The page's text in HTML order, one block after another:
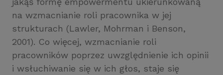
na wzmacnianie roli pracownika w jej
strukturach (Lawler, Mohrman i Benson,
2001). Co więcej, wzmacnianie roli
pracowników poprzez uwzględnienie ich opinii
i wsłuchiwanie się w ich głos, staje się